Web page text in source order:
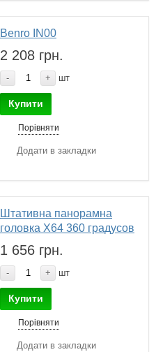
Benro IN00
2 208 грн.
- + шт
Купити
Порівняти
Додати в закладки
Штативна панорамна
головка X64 360 градусов
1 656 грн.
- + шт
Купити
Порівняти
Додати в закладки